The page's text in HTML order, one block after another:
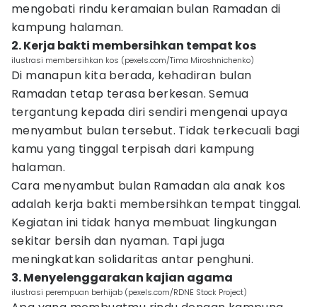
mengobati rindu keramaian bulan Ramadan di
kampung halaman.
2. Kerja bakti membersihkan tempat kos
ilustrasi membersihkan kos (pexels.com/Tima Miroshnichenko)
Di manapun kita berada, kehadiran bulan
Ramadan tetap terasa berkesan. Semua
tergantung kepada diri sendiri mengenai upaya
menyambut bulan tersebut. Tidak terkecuali bagi
kamu yang tinggal terpisah dari kampung
halaman.
Cara menyambut bulan Ramadan ala anak kos
adalah kerja bakti membersihkan tempat tinggal.
Kegiatan ini tidak hanya membuat lingkungan
sekitar bersih dan nyaman. Tapi juga
meningkatkan solidaritas antar penghuni.
3. Menyelenggarakan kajian agama
ilustrasi perempuan berhijab (pexels.com/RDNE Stock Project)